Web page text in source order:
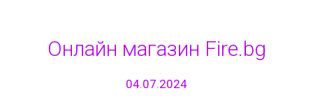
Онлайн магазин Fire.bg
04.07.2024